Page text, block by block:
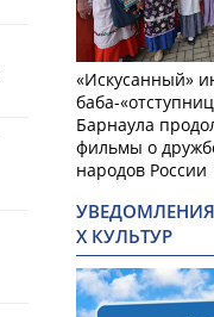
«Искусанный»
баба-
Барнаула
фильмы о
народов России
Х КУЛЬТУР